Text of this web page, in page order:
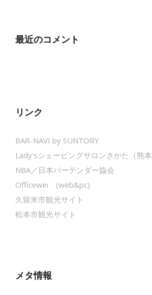
最近のコメント
リンク
BAR-NAVI by SUNTORY
Lady'sシェービングサロンさかた（熊本
NBA／日本バーテンダー協会
Officewin (web&pc)
久留米市観光サイト
松本市観光サイト
メタ情報